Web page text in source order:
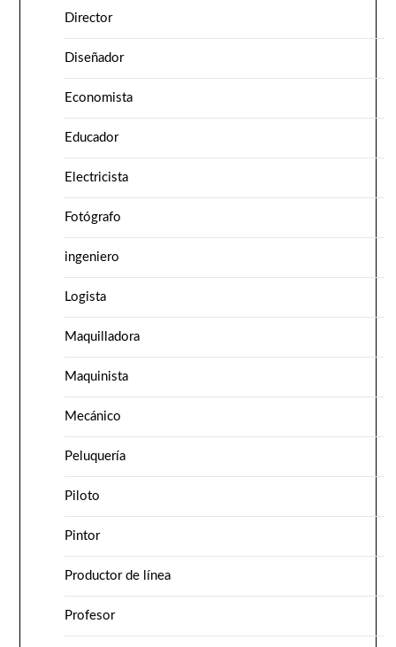
Director
Diseñador
Economista
Educador
Electricista
Fotógrafo
ingeniero
Logista
Maquilladora
Maquinista
Mecánico
Peluquería
Piloto
Pintor
Productor de línea
Profesor